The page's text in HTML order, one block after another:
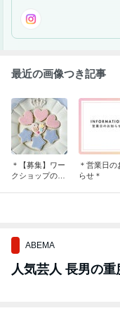
最近の画像つき記事
＊【募集】ワー
クショップのお
＊営業日の
らせ＊
ABEMA
人気芸人 長男の重